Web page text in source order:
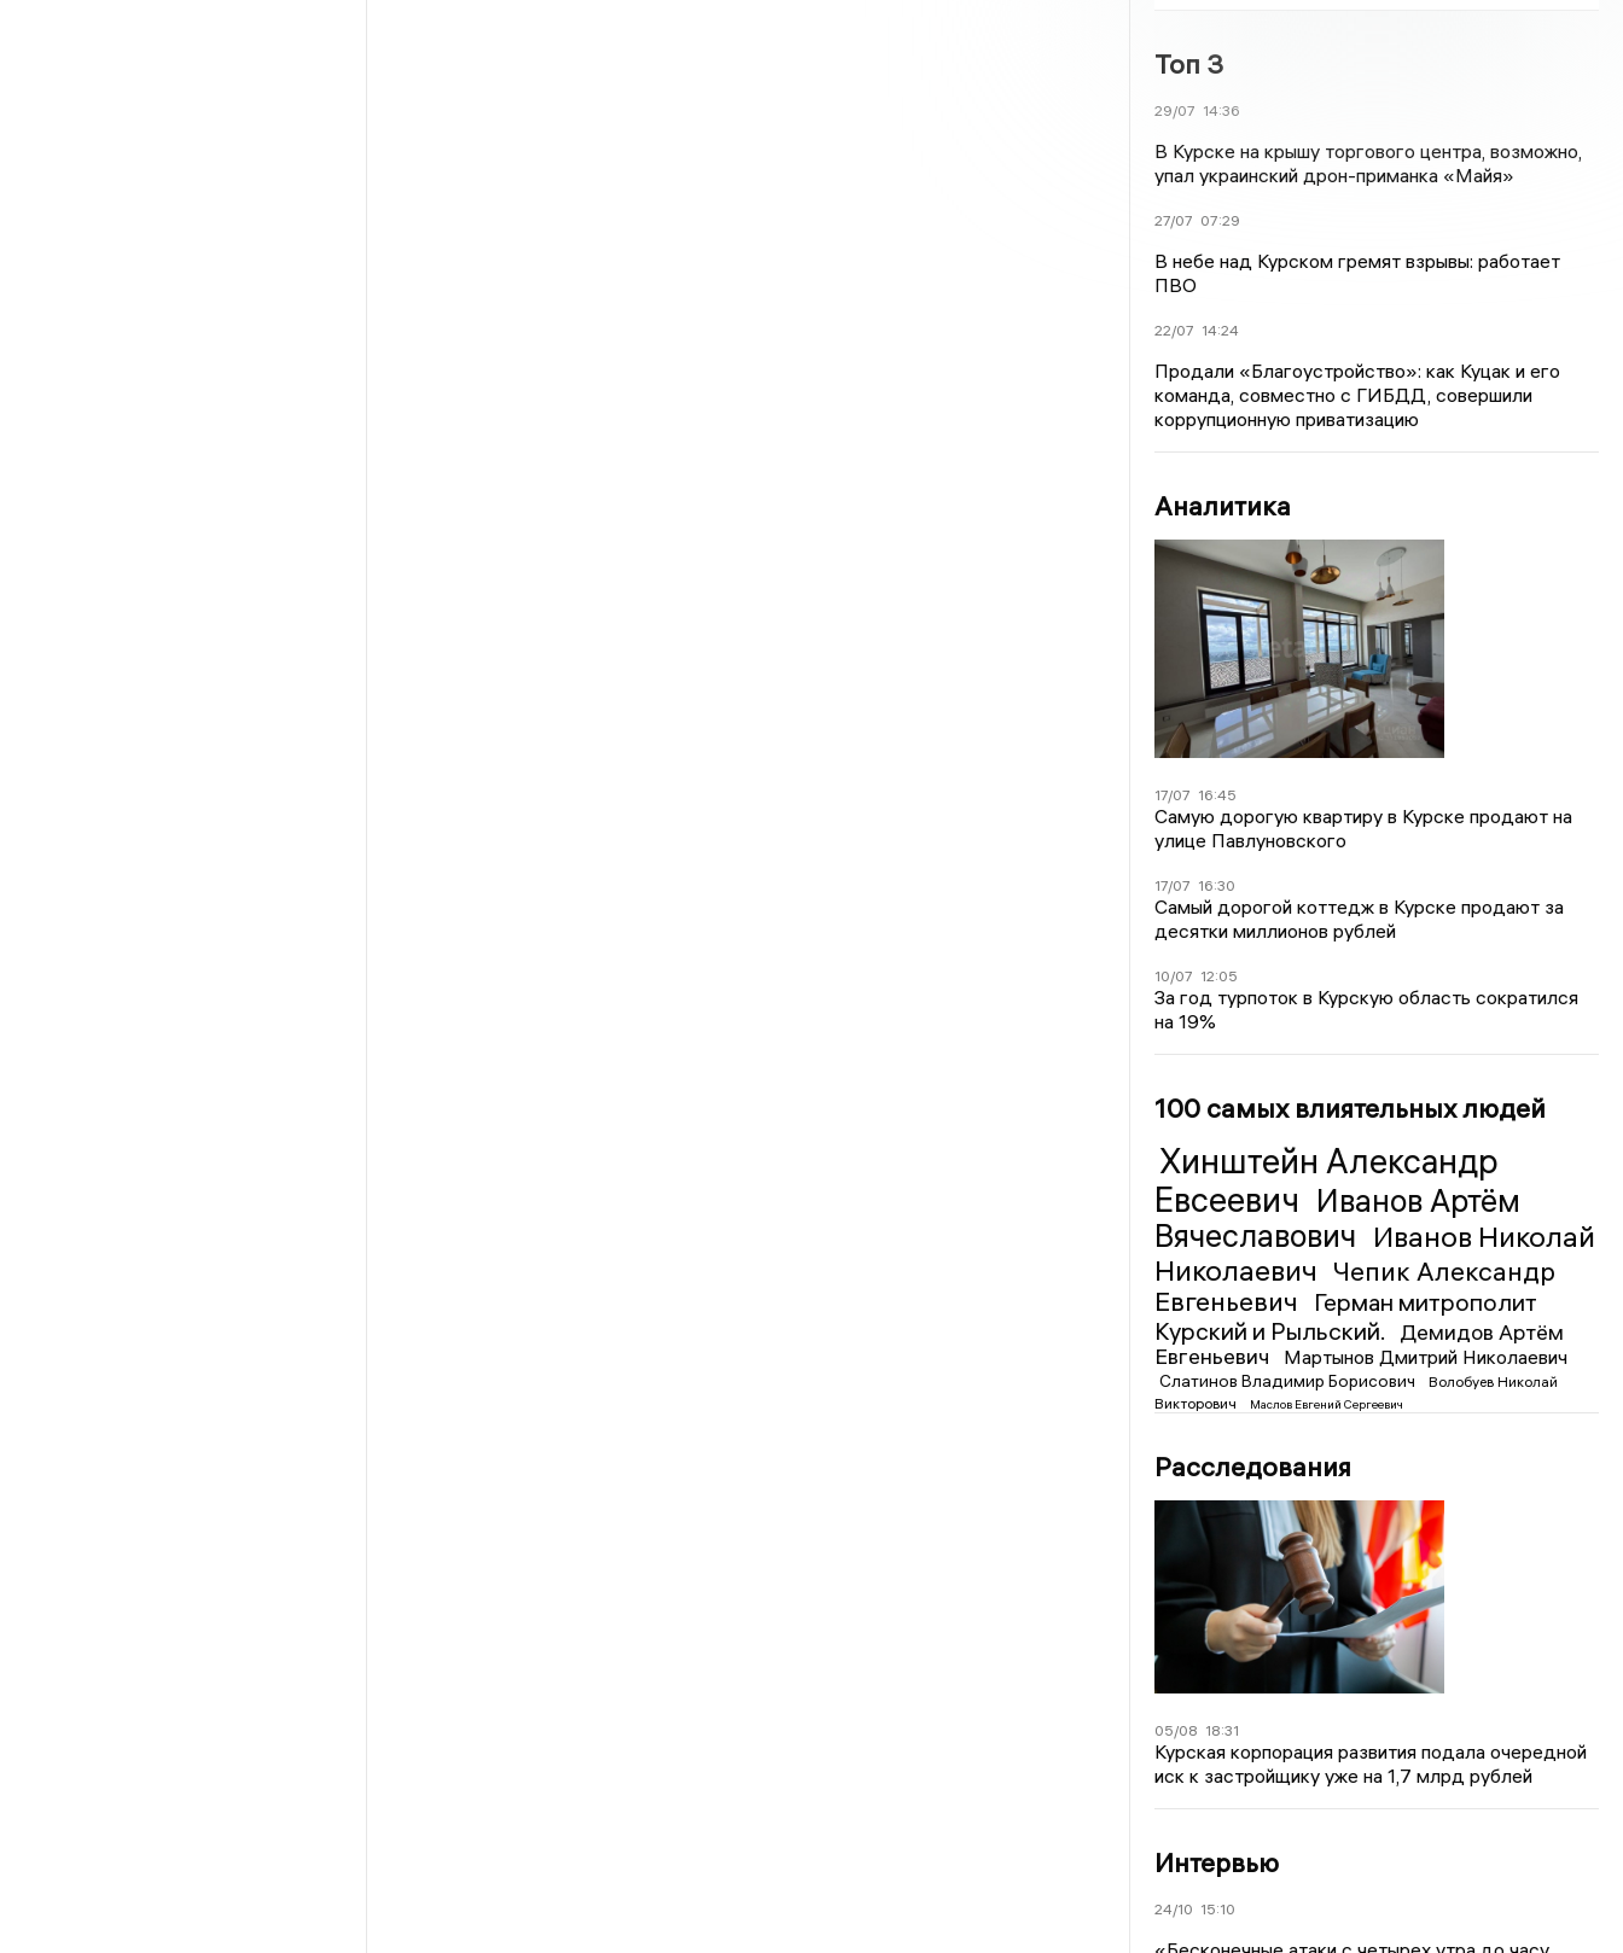
Топ 3
29/07 14:36
В Курске на крышу торгового центра, возможно,
упал украинский дрон-приманка «Майя»
27/07 07:29
В небе над Курском гремят взрывы: работает
ПВО
22/07 14:24
Продали «Благоустройство»: как Куцак и его
команда, совместно с ГИБДД, совершили
коррупционную приватизацию
Аналитика
17/07 16:45
Самую дорогую квартиру в Курске продают на
улице Павлуновского
17/07 16:30
Самый дорогой коттедж в Курске продают за
десятки миллионов рублей
10/07 12:05
За год турпоток в Курскую область сократился
на 19%
100 самых влиятельных людей
Хинштейн Александр
Евсеевич Иванов Артём
Вячеславович Иванов Николай
Николаевич Чепик Александр
Евгеньевич
Герман митрополит
Курский и Рыльский.
Демидов Артём
Евгеньевич
Мартынов Дмитрий Николаевич
Слатинов Владимир Борисович
Волобуев Николай
Викторович
Маслов Евгений Сергеевич
Расследования
05/08 18:31
Курская корпорация развития подала очередной
иск к застройщику уже на 1,7 млрд рублей
Интервью
24/10 15:10